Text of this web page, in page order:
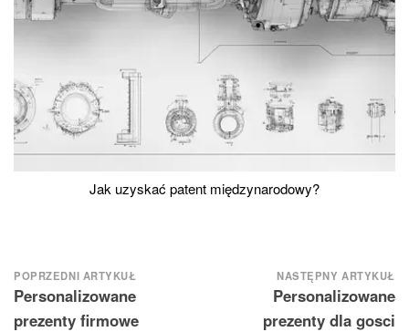
Jak uzyskać patent międzynarodowy?
Nawigacja
wpisu
POPRZEDNI ARTYKUŁ
Personalizowane
prezenty firmowe
NASTĘPNY ARTYKUŁ
Personalizowane
prezenty dla gosci